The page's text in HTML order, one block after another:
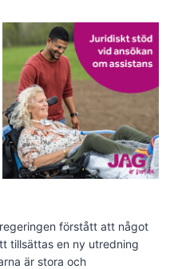
förstått att något
tillsättas en ny utredning
är stora och